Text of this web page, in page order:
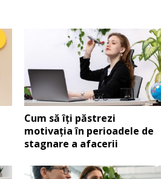
Cum să îți păstrezi
motivația în perioadele de
stagnare a afacerii